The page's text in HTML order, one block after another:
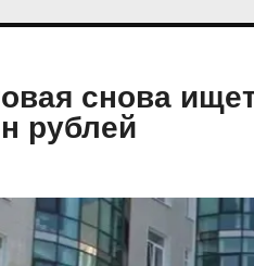
снова
рублей